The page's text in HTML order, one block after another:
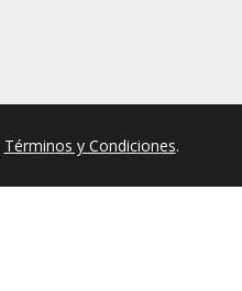
Términos y Condiciones.